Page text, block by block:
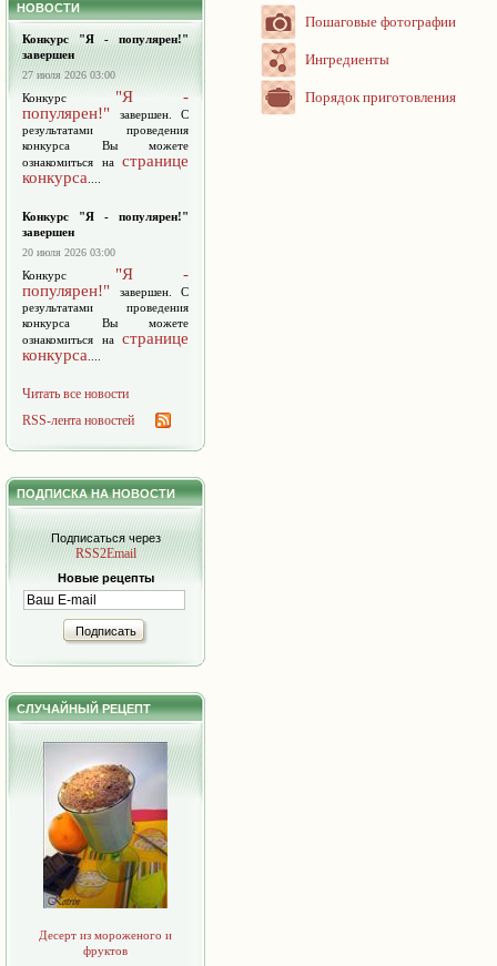
НОВОСТИ
Конкурс "Я - популярен!"
завершен
27 июля 2026 03:00
Конкурс "Я -
популярен!" завершен. С
результатами проведения
конкурса Вы можете
ознакомиться на странице
конкурса
Конкурс "Я - популярен!"
завершен
20 июля 2026 03:00
Конкурс "Я -
популярен!" завершен. С
результатами проведения
конкурса Вы можете
ознакомиться на странице
конкурса
Читать все новости
RSS-лента новостей
ПОДПИСКА НА НОВОСТИ
Подписаться через
RSS2Email
Новые рецепты
Подписать
СЛУЧАЙНЫЙ РЕЦЕПТ
Десерт из мороженого и
фруктов
Пошаговые фотографии
Ингредиенты
Порядок приготовления